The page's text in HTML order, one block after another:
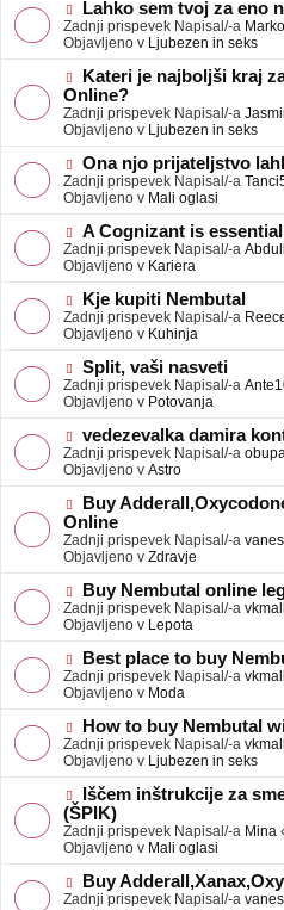
v
e
o
b
j
a
v
e
N
o
v
e
o
b
j
a
v
e
Lahko sem tvoj za eno
Zadnji prispevek Napisal/-a
Objavljeno v Ljubezen in seks
N
o
v
e
o
b
j
a
v
Kateri je najboljši kraj
Online?
Zadnji prispevek Napisal/-a
Objavljeno v Ljubezen in seks
N
o
v
e
o
b
j
a
v
e
Ona njo prijateljstvo
Zadnji prispevek Napisal/-a
Objavljeno v Mali oglasi
N
o
v
e
o
b
j
a
v
e
A Cognizant is
Zadnji prispevek Napisal/-a
Objavljeno v Kariera
N
o
v
e
o
b
j
a
v
e
Kje kupiti Nembutal
Zadnji prispevek Napisal/-a
Objavljeno v Kuhinja
N
o
v
e
o
b
j
a
v
e
Split, vaši nasveti
Zadnji prispevek Napisal/-a
Objavljeno v Potovanja
N
o
v
e
o
b
j
a
v
e
vedezevalka damira
Zadnji prispevek Napisal/-a
Objavljeno v Astro
N
o
v
e
o
b
j
a
v
e
Buy
Online
Zadnji prispevek Napisal/-a
Objavljeno v Zdravje
N
o
v
e
o
b
j
a
v
e
Buy Nembutal online
Zadnji prispevek Napisal/-a
Objavljeno v Lepota
N
o
v
e
o
b
j
a
v
e
Best place to buy
Zadnji prispevek Napisal/-a
Objavljeno v Moda
N
o
v
e
o
b
j
a
v
e
How to buy Nembutal
Zadnji prispevek Napisal/-a
Objavljeno v Ljubezen in seks
N
o
v
e
o
b
j
Iščem inštrukcije za
(ŠPIK)
Zadnji prispevek Napisal/-a Mina
Objavljeno v Mali oglasi
N
o
Buy
Zadnji prispevek Napisal/-a